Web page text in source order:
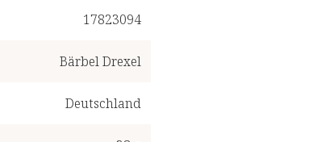
17823094
Bärbel Drexel
Deutschland